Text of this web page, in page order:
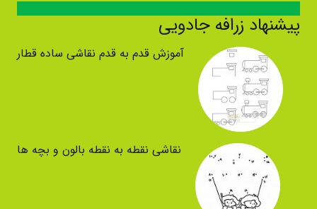
پیشنهاد زرافه جادویی
آموزش قدم به قدم نقاشی ساده قطار
نقاشی نقطه به نقطه بالون و بچه ها